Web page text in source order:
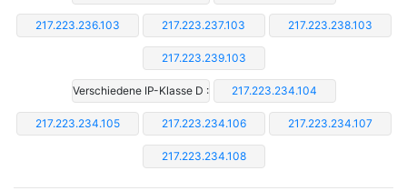
217.223.236.103 217.223.237.103 217.223.238.103
217.223.239.103
Verschiedene IP-Klasse D : 217.223.234.104
217.223.234.105 217.223.234.106 217.223.234.107
217.223.234.108